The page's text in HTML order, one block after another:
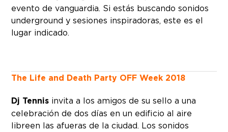
evento de vanguardia. Si estás buscando sonidos
underground y sesiones inspiradoras, este es el
lugar indicado.
The Life and Death Party OFF Week 2018
Dj Tennis invita a los amigos de su sello a una
celebración de dos días en un edificio al aire
libreen las afueras de la ciudad. Los sonidos